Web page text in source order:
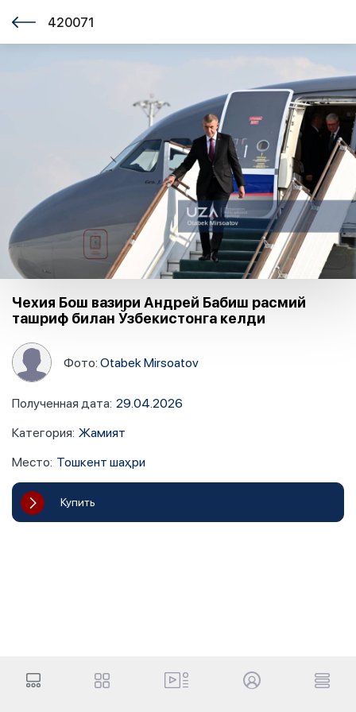
420071
Чехия Бош вазири Андрей Бабиш расмий
ташриф билан Ўзбекистонга келди
Фото:Otabek Mirsoatov
Полученная дата: 29.04.2026
Категория: Жамият
Место: Тошкент шаҳри
Купить